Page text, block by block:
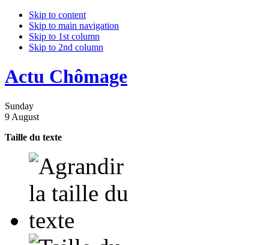
Skip to content
Skip to main navigation
Skip to 1st column
Skip to 2nd column
Actu Chômage
Sunday
9 August
Taille du texte